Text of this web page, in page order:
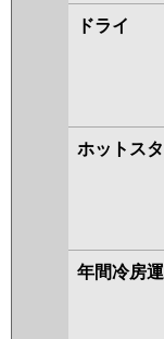
ドライ
ホットス
年間冷房